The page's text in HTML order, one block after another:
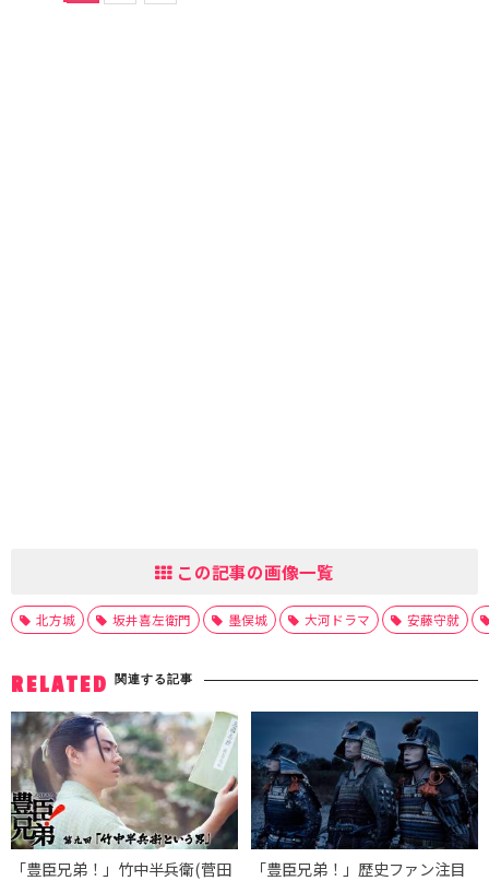
この記事の画像一覧
北方城 坂井喜左衛門 墨俣城 大河ドラマ 安藤守就
RELATED 関連する記事
「豊臣兄弟！」竹中半兵衛(菅田
「豊臣兄弟！」歴史ファン注目